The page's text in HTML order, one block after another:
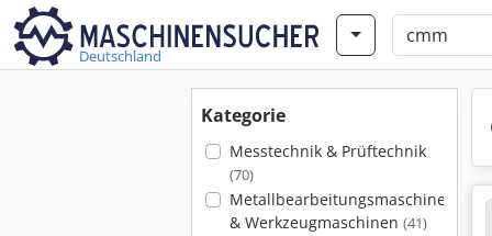
Deutschland
Kategorie
Messtechnik & Prüftechnik
(70)
Metallbearbeitungsmaschinen
& Werkzeugmaschinen (41)